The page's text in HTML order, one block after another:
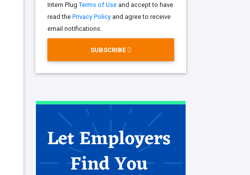
Intern Plug Terms of Useand accept to have
read the Privacy Policyand agree to receive
email notifications.
SUBSCRIBE